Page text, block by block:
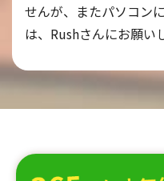
せんが、またパソコン
は、Rushさんにお願い